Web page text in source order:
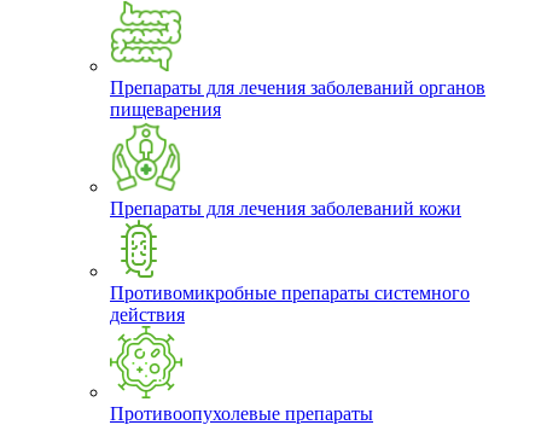
Препараты для лечения заболеваний органов
пищеварения
Препараты для лечения заболеваний кожи
Противомикробные препараты системного
действия
Противоопухолевые препараты